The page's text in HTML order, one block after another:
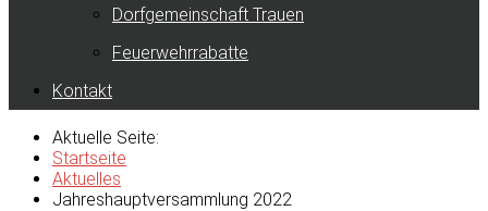
Dorfgemeinschaft Trauen
Feuerwehrrabatte
Kontakt
Aktuelle Seite:
Startseite
Aktuelles
Jahreshauptversammlung 2022